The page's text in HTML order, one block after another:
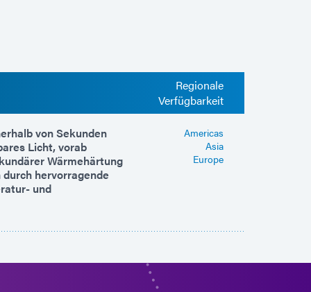
Regionale
Verfügbarkeit
von Sekunden
Licht, vorab
Wärmehärtung
hervorragende
und
Americas
Asia
Europe